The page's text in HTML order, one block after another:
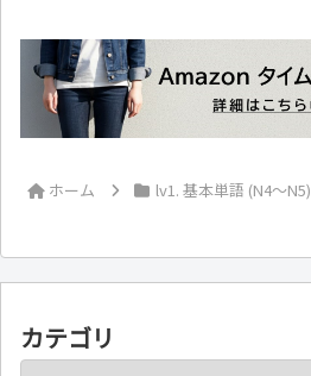
ホーム lv1. 基本単語 (N4～N5)
カテゴリ